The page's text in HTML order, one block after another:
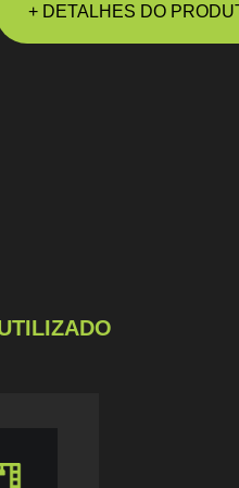
+ DETALHES DO